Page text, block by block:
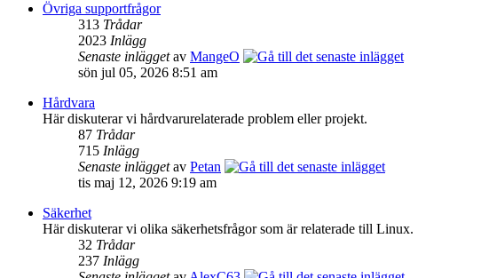
Övriga supportfrågor
313 Trådar
2023 Inlägg
Senaste inläggetav MangeO
sön jul 05, 2026 8:51 am
Hårdvara
Här diskuterar vi hårdvarurelaterade problem eller projekt.
87 Trådar
715 Inlägg
Senaste inläggetav Petan
tis maj 12, 2026 9:19 am
Säkerhet
Här diskuterar vi olika säkerhetsfrågor som är relaterade till Linux.
32 Trådar
237 Inlägg